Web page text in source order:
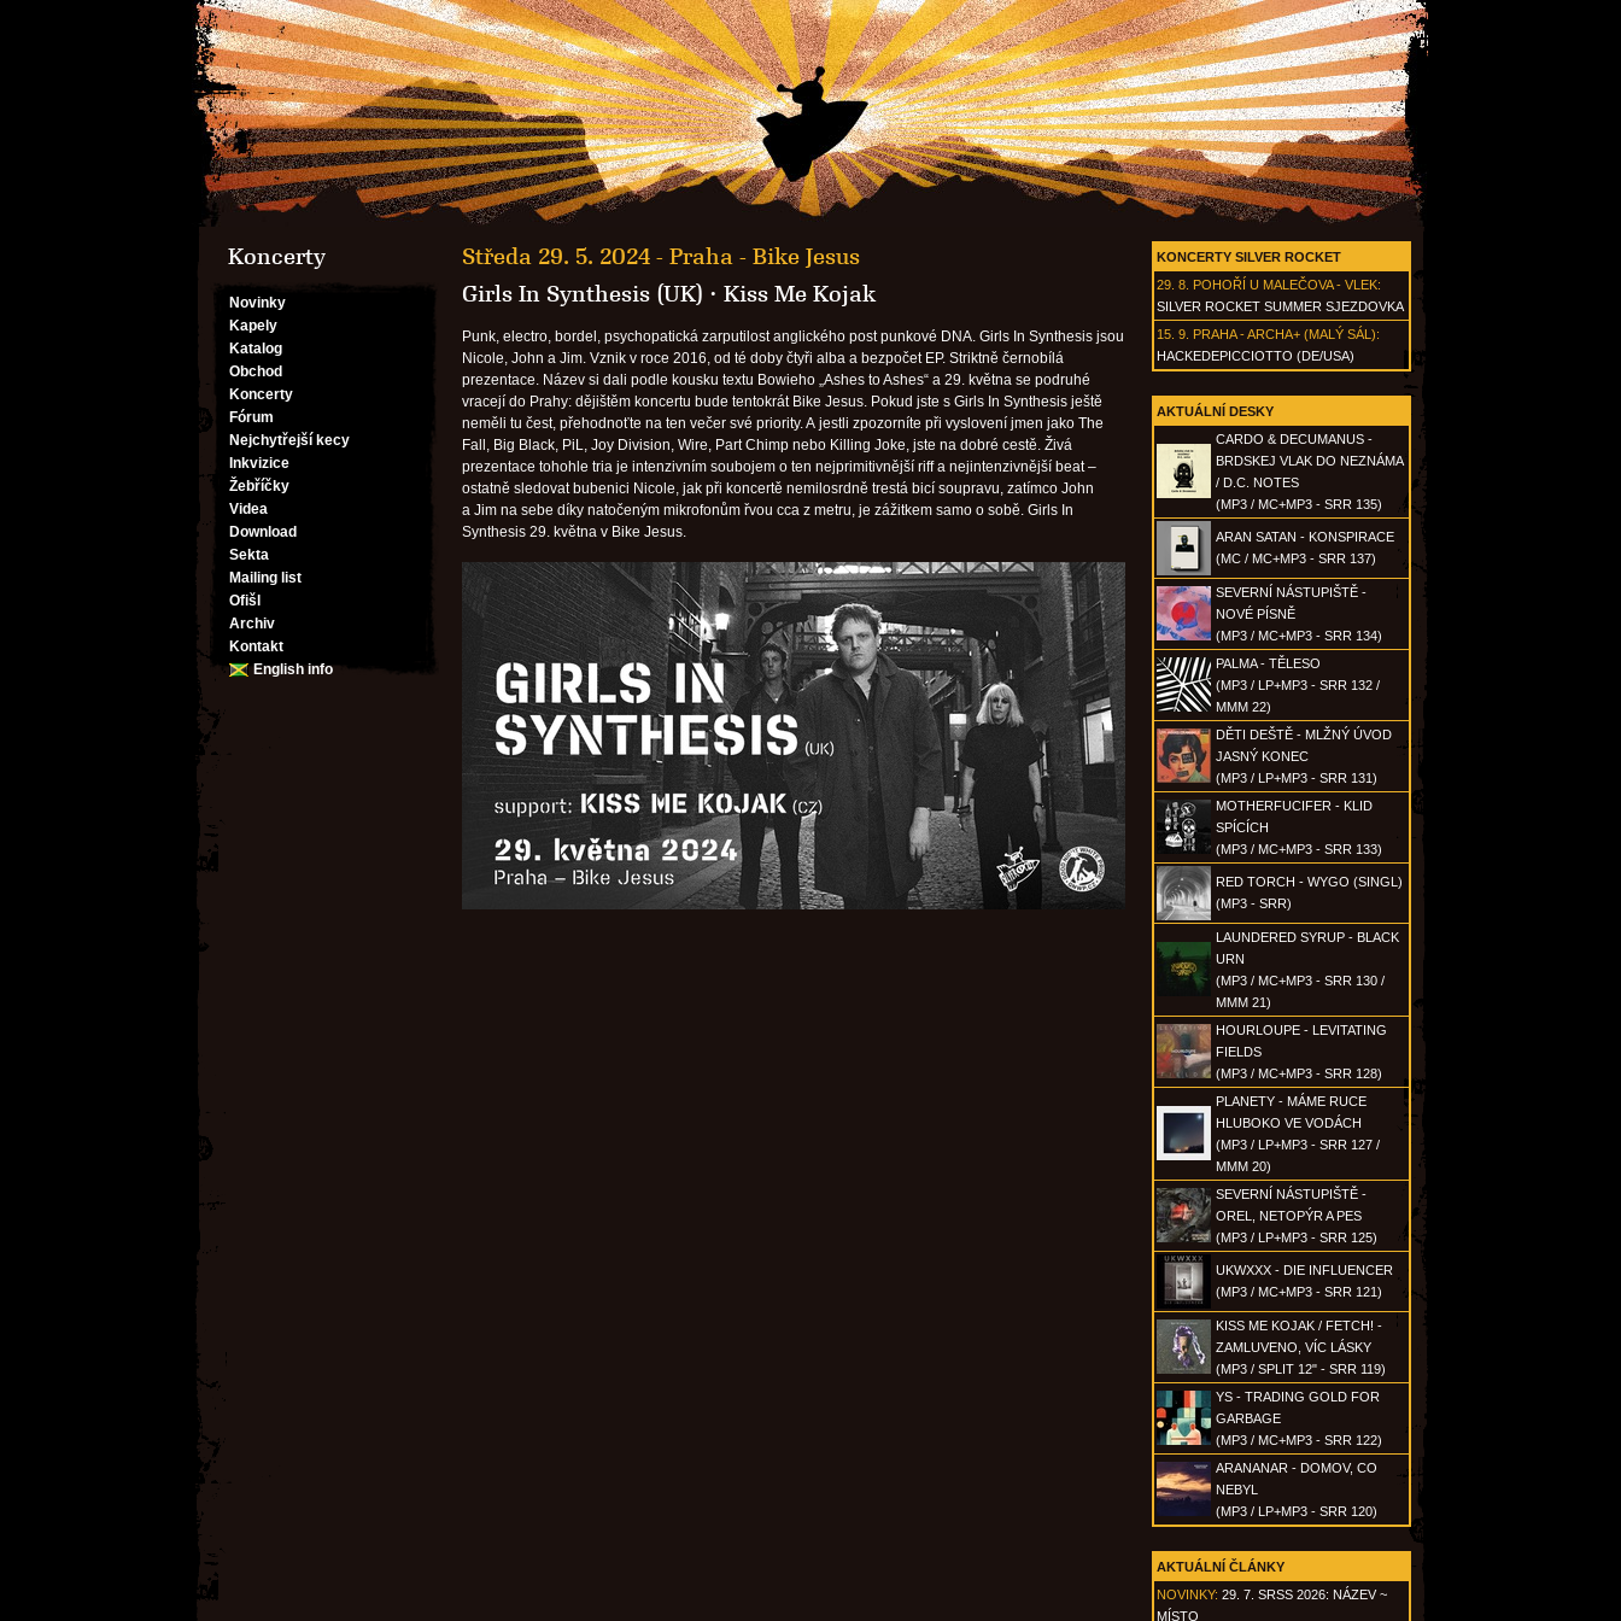
Koncerty
Novinky
Kapely
Katalog
Obchod
Koncerty
Fórum
Nejchytřejší kecy
Inkvizice
Žebříčky
Videa
Download
Sekta
Mailing list
Ofišl
Archiv
Kontakt
English info
KONCERTY SILVER ROCKET
29. 8. POHOŘÍ U MALEČOVA - VLEK:
SILVER ROCKET SUMMER SJEZDOVKA
15. 9. PRAHA - ARCHA+ (MALÝ SÁL):
HACKEDEPICCIOTTO (DE/USA)
AKTUÁLNÍ DESKY
CARDO & DECUMANUS -
BRDSKEJ VLAK DO NEZNÁMA
/ D.C. NOTES
(MP3 / MC+MP3 - SRR 135)
ARAN SATAN - KONSPIRACE
(MC / MC+MP3 - SRR 137)
SEVERNÍ NÁSTUPIŠTĚ -
NOVÉ PÍSNĚ
(MP3 / MC+MP3 - SRR 134)
PALMA - TĚLESO
(MP3 / LP+MP3 - SRR 132 /
MMM 22)
DĚTI DEŠTĚ - MLŽNÝ ÚVOD
JASNÝ KONEC
(MP3 / LP+MP3 - SRR 131)
MOTHERFUCIFER - KLID
SPÍCÍCH
(MP3 / MC+MP3 - SRR 133)
RED TORCH - WYGO (SINGL)
(MP3 - SRR)
LAUNDERED SYRUP - BLACK
URN
(MP3 / MC+MP3 - SRR 130 /
MMM 21)
HOURLOUPE - LEVITATING
FIELDS
(MP3 / MC+MP3 - SRR 128)
PLANETY - MÁME RUCE
HLUBOKO VE VODÁCH
(MP3 / LP+MP3 - SRR 127 /
MMM 20)
SEVERNÍ NÁSTUPIŠTĚ -
OREL, NETOPÝR A PES
(MP3 / LP+MP3 - SRR 125)
UKWXXX - DIE INFLUENCER
(MP3 / MC+MP3 - SRR 121)
KISS ME KOJAK / FETCH! -
ZAMLUVENO, VÍC LÁSKY
(MP3 / SPLIT 12" - SRR 119)
YS - TRADING GOLD FOR
GARBAGE
(MP3 / MC+MP3 - SRR 122)
ARANANAR - DOMOV, CO
NEBYL
(MP3 / LP+MP3 - SRR 120)
AKTUÁLNÍ ČLÁNKY
NOVINKY: 29. 7. SRSS 2026: NÁZEV ~
MÍSTO
Středa 29. 5. 2024 - Praha - Bike Jesus
Girls In Synthesis (UK) · Kiss Me Kojak
Punk, electro, bordel, psychopatická zarputilost anglického post punkové DNA. Girls In Synthesis jsou
Nicole, John a Jim. Vznik v roce 2016, od té doby čtyři alba a bezpočet EP. Striktně černobílá
prezentace. Název si dali podle kousku textu Bowieho „Ashes to Ashes“ a 29. května se podruhé
vracejí do Prahy: dějištěm koncertu bude tentokrát Bike Jesus. Pokud jste s Girls In Synthesis ještě
neměli tu čest, přehodnoťte na ten večer své priority. A jestli zpozorníte při vyslovení jmen jako The
Fall, Big Black, PiL, Joy Division, Wire, Part Chimp nebo Killing Joke, jste na dobré cestě. Živá
prezentace tohohle tria je intenzivním soubojem o ten nejprimitivnější riff a nejintenzivnější beat –
ostatně sledovat bubenici Nicole, jak při koncertě nemilosrdně trestá bicí soupravu, zatímco John
a Jim na sebe díky natočeným mikrofonům řvou cca z metru, je zážitkem samo o sobě. Girls In
Synthesis 29. května v Bike Jesus.